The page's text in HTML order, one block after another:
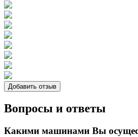
Добавить отзыв
Вопросы и ответы
Какими машинами Вы